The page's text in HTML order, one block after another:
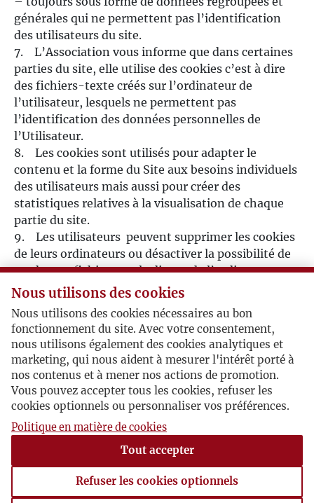
générales qui ne permettent pas l’identification
des utilisateurs du site.
7. L’Association vous informe que dans certaines
parties du site, elle utilise des cookies c’est à dire
des fichiers-texte créés sur l’ordinateur de
l’utilisateur, lesquels ne permettent pas
l’identification des données personnelles de
l’Utilisateur.
8. Les cookies sont utilisés pour adapter le
contenu et la forme du Site aux besoins individuels
des utilisateurs mais aussi pour créer des
statistiques relatives à la visualisation de chaque
partie du site.
9. Les utilisateurs peuvent supprimer les cookies
de leurs ordinateurs ou désactiver la possibilité de
garder ces fichiers sur le disque de l’ordinateur en
modifiant des paramètres du navigateur.
Mesures finales
1. L’Association se réserve le droit de modifier ce
règlement.
2. La non-validité d’une quelconque condition du
règlement n’annule pas la validité des autres
conditions.
3. L’Association n’endosse pas la responsabilité
d’éventuelles coupures dans le fonctionnement du
4. Toutes les remarques et suggestions liées à
l’utilisation du Site doivent être envoyées à
Nous utilisons des cookies
Nous utilisons des cookies nécessaires au bon
fonctionnement du site. Avec votre consentement,
nous utilisons également des cookies analytiques et
marketing, qui nous aident à mesurer l'intérêt porté à
nos contenus et à mener nos actions de promotion.
Vous pouvez accepter tous les cookies, refuser les
cookies optionnels ou personnaliser vos préférences.
Politique en matière de cookies
Tout accepter
Refuser les cookies optionnels